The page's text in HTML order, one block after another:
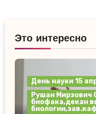
Это интересно
День науки 15
Рушан Мирзович
биофака,декан